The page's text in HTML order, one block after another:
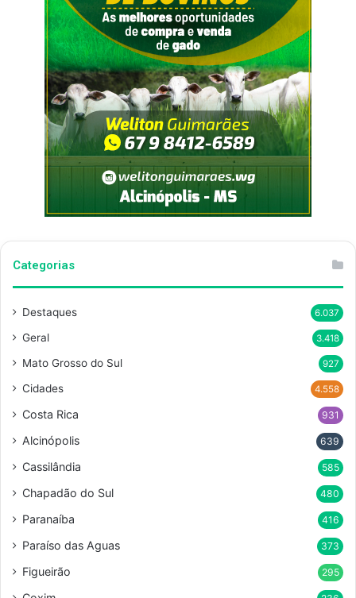
Categorias
Destaques 6.037
Geral 3.418
Mato Grosso do Sul 927
Cidades 4.558
Costa Rica 931
Alcinópolis 639
Cassilândia 585
Chapadão do Sul 480
Paranaíba 416
Paraíso das Aguas 373
Figueirão 295